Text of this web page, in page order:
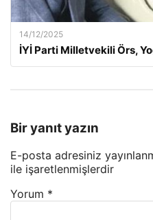
14/12/2025
İYİ Parti Milletvekili Örs,
Bir yanıt yazın
E-posta adresiniz
ile işaretlenmişlerdir
Yorum *